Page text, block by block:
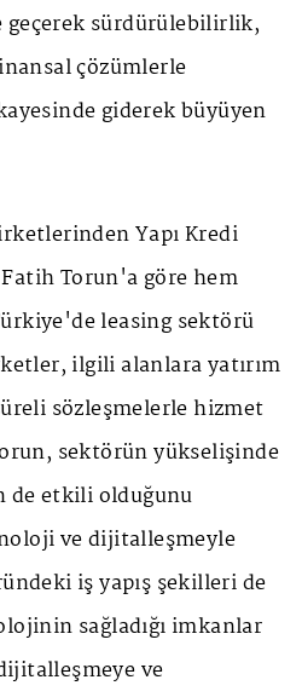
geçerek sürdürülebilirlik,
çözümlerle
giderek büyüyen
Yapı Kredi
Torun'a göre hem
leasing sektörü
ilgili alanlara yatırım
sözleşmelerle hizmet
sektörün yükselişinde
etkili olduğunu
ve dijitalleşmeyle
iş yapış şekilleri de
sağladığı imkanlar
ve